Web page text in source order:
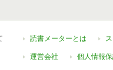
読書メーターとは
運営会社 個人情報